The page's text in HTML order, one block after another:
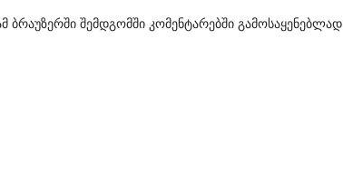
ბრაუზერში შემდგომში კომენტარებში გამოსაყენებლად.